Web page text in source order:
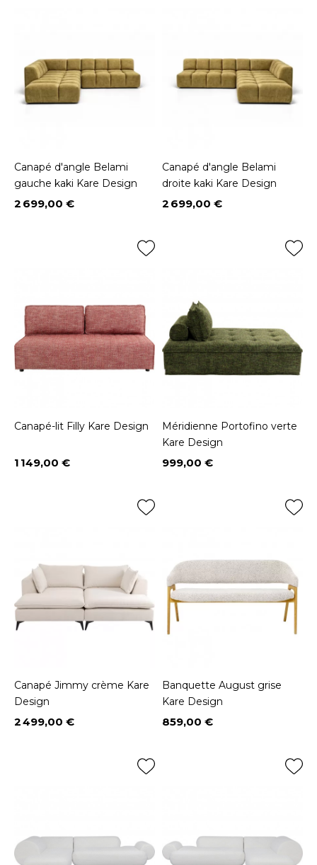
Canapé d'angle Belami
gauche kaki Kare Design
Prix
2 699,00 €
Canapé d'angle Belami
droite kaki Kare Design
Prix
2 699,00 €
Canapé-lit Filly Kare Design
Prix
1 149,00 €
Méridienne Portofino verte
Kare Design
Prix
999,00 €
Canapé Jimmy crème Kare
Design
Prix
2 499,00 €
Banquette August grise
Kare Design
Prix
859,00 €